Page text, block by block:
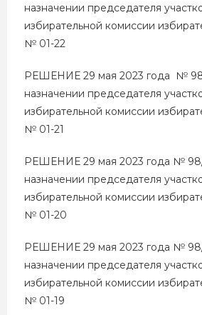
назначении председателя
избирательной комиссии
№ 01-22
РЕШЕНИЕ 29 мая 2023 года №
назначении председателя
избирательной комиссии
№ 01-21
РЕШЕНИЕ 29 мая 2023 года №
назначении председателя
избирательной комиссии
№ 01-20
РЕШЕНИЕ 29 мая 2023 года №
назначении председателя
избирательной комиссии
№ 01-19